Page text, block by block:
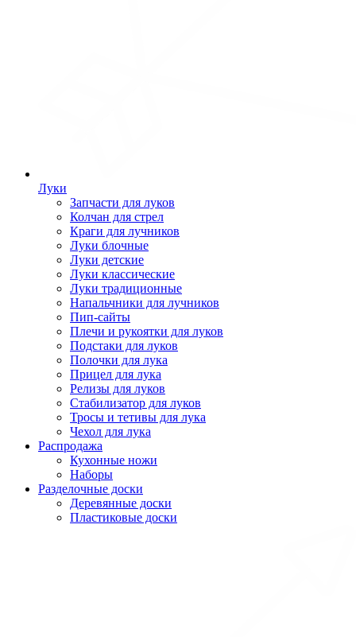
Луки
Запчасти для луков
Колчан для стрел
Краги для лучников
Луки блочные
Луки детские
Луки классические
Луки традиционные
Напальчники для лучников
Пип-сайты
Плечи и рукоятки для луков
Подстаки для луков
Полочки для лука
Прицел для лука
Релизы для луков
Стабилизатор для луков
Тросы и тетивы для лука
Чехол для лука
Распродажа
Кухонные ножи
Наборы
Разделочные доски
Деревянные доски
Пластиковые доски